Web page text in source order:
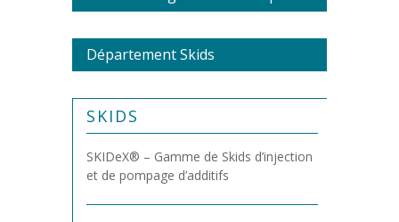
Département Skids
SKIDS
SKIDeX® – Gamme de Skids d’injection
et de pompage d’additifs